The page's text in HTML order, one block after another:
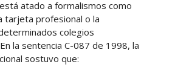
atado a formalismos como
tarjeta profesional o la
colegios
la sentencia C-087 de 1998, la
sostuvo que: